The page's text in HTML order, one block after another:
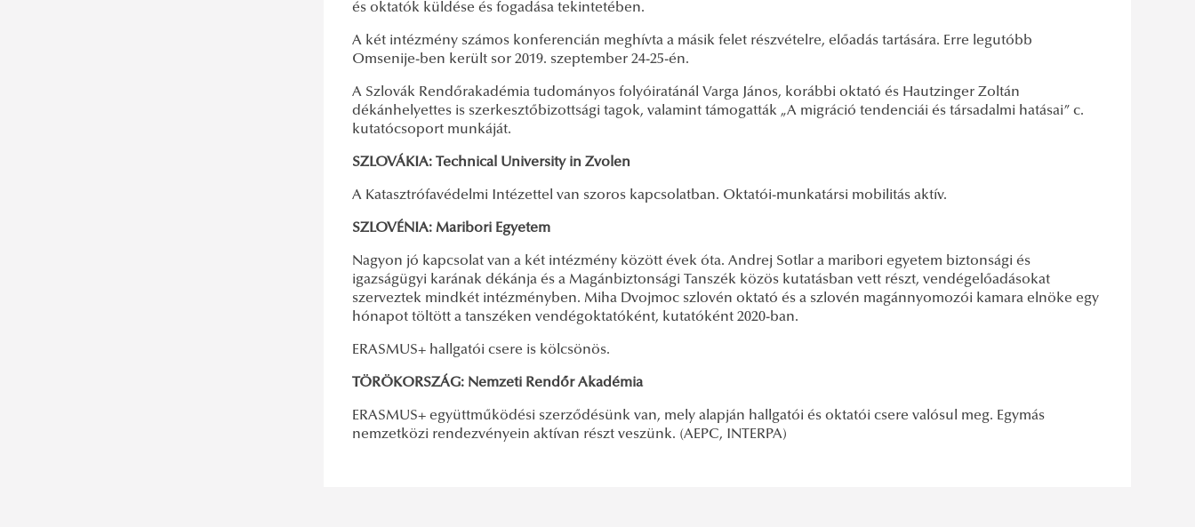
és oktatók küldése és fogadása tekintetében.
A két intézmény számos konferencián meghívta a másik felet részvételre, előadás tartására. Erre legutóbb
Omsenije-ben került sor 2019. szeptember 24-25-én.
A Szlovák Rendőrakadémia tudományos folyóiratánál Varga János, korábbi oktató és Hautzinger Zoltán
dékánhelyettes is szerkesztőbizottsági tagok, valamint támogatták „A migráció tendenciái és társadalmi hatásai” c.
kutatócsoport munkáját.
SZLOVÁKIA: Technical University in Zvolen
A Katasztrófavédelmi Intézettel van szoros kapcsolatban. Oktatói-munkatársi mobilitás aktív.
SZLOVÉNIA: Maribori Egyetem
Nagyon jó kapcsolat van a két intézmény között évek óta. Andrej Sotlar a maribori egyetem biztonsági és
igazságügyi karának dékánja és a Magánbiztonsági Tanszék közös kutatásban vett részt, vendégelőadásokat
szerveztek mindkét intézményben. Miha Dvojmoc szlovén oktató és a szlovén magánnyomozói kamara elnöke egy
hónapot töltött a tanszéken vendégoktatóként, kutatóként 2020-ban.
ERASMUS+ hallgatói csere is kölcsönös.
TÖRÖKORSZÁG: Nemzeti Rendőr Akadémia
ERASMUS+ együttműködési szerződésünk van, mely alapján hallgatói és oktatói csere valósul meg. Egymás
nemzetközi rendezvényein aktívan részt veszünk. (AEPC, INTERPA)